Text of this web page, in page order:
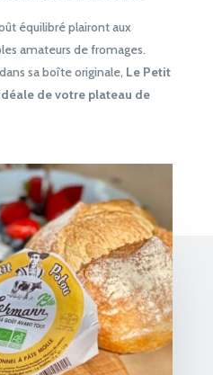
équilibré plairont aux
amateurs de fromages.
sa boîte originale, Le Petit
de votre plateau de